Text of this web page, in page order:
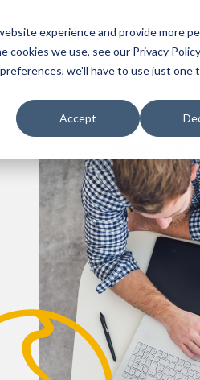
experience and provide more
we use, see our Privacy
we'll have to use just one
Accept
銷售據點 合作夥伴